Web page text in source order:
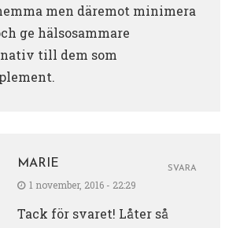
men däremot minimera
ge hälsosammare
till dem som
MARIE
1 november, 2016 - 22:29
Tack för svaret! Låter så
SVARA